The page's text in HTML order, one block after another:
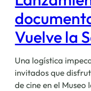
del
Caribe»
(CCIO
C-
AEC)
Vuelve la
Una logística
invitados que
de cine en el Museo